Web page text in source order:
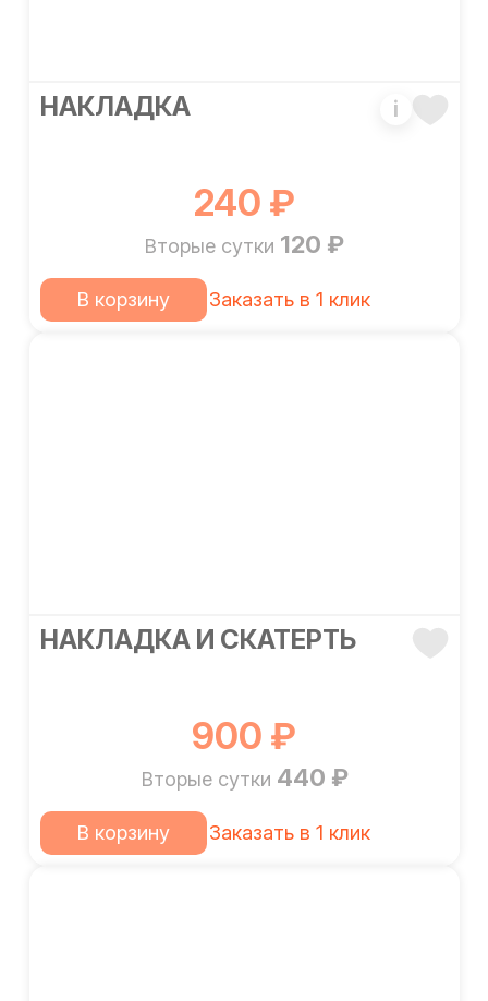
НАКЛАДКА i
240 ₽
Вторые сутки 120 ₽
В корзину Заказать в 1 клик
НАКЛАДКА И СКАТЕРТЬ
900 ₽
Вторые сутки 440 ₽
В корзину Заказать в 1 клик